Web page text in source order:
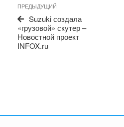
по
записям
Предыдущая
запись
ПРЕДЫДУЩИЙ
Suzuki создала
«грузовой» скутер –
Новостной проект
INFOX.ru